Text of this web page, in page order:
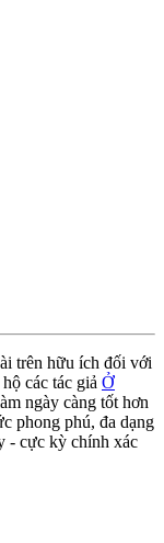
trên hữu ích đối với
các tác giả Ở
ngày càng tốt hơn
phong phú, đa dạng
- cực kỳ chính xác